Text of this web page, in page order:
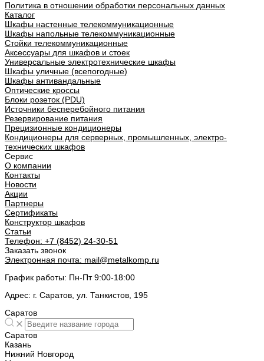
Политика в отношении обработки персональных данных
Каталог
Шкафы настенные телекоммуникационные
Шкафы напольные телекоммуникационные
Стойки телекоммуникационные
Аксессуары для шкафов и стоек
Универсальные электротехнические шкафы
Шкафы уличные (всепогодные)
Шкафы антивандальные
Оптические кроссы
Блоки розеток (PDU)
Источники бесперебойного питания
Резервирование питания
Прецизионные кондиционеры
Кондиционеры для серверных, промышленных, электро-
технических шкафов
Сервис
О компании
Контакты
Новости
Акции
Партнеры
Сертификаты
Конструктор шкафов
Статьи
Телефон: +7 (8452) 24-30-51
Заказать звонок
Электронная почта: mail@metalkomp.ru
График работы: Пн-Пт 9:00-18:00
Адрес: г. Саратов, ул. Танкистов, 195
Саратов
Саратов
Казань
Нижний Новгород